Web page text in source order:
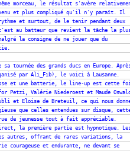
morceau, le résultat s'avère
et plus compliqué qu'il n'y paraît. Il
et surtout, de le tenir pendant deux
au batteur que revient la tâche la
la consigne de ne jouer que du
tournée des grands ducs en Europe.
par Ali_Fib), le voici à Lausanne.
et une batterie, le line-up est cette
Petzi, Valérie Niederoest et Maude
et Eloise de Breteuil, ce qui nous
que celles entendues sur disque,
de jeunesse tout à fait appréciable.
la première partie est hypnotique.
autres, offrant de rares variations, la
courageuse et endurante, ne devant se